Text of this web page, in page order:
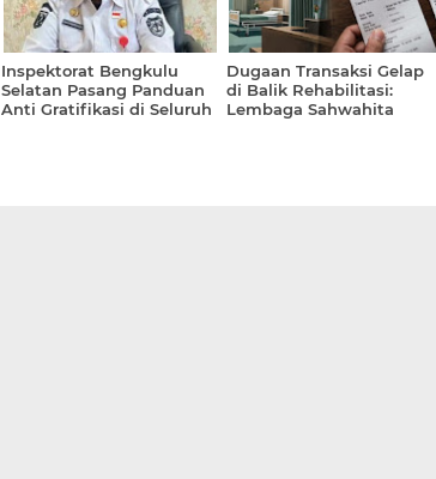
Inspektorat Bengkulu
Selatan Pasang Panduan
Anti Gratifikasi di Seluruh
Dugaan Transaksi Gelap
di Balik Rehabilitasi:
Lembaga Sahwahita